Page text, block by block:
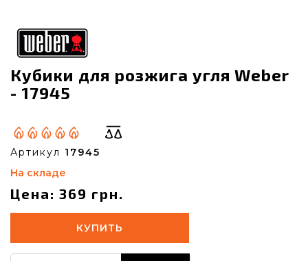
Кубики для розжига угля Weber
- 17945
Артикул 17945
На складе
Цена: 369 грн.
КУПИТЬ